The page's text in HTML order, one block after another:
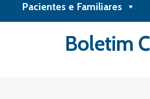
Pacientes e Familiares
Boletim